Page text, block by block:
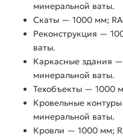
минеральной ваты.
Скаты — 1000 мм;
Реконструкция —
ваты.
Каркасные здания
минеральной ваты.
Техобъекты — 1000
Кровельные
минеральной ваты.
Кровли — 1000 мм;